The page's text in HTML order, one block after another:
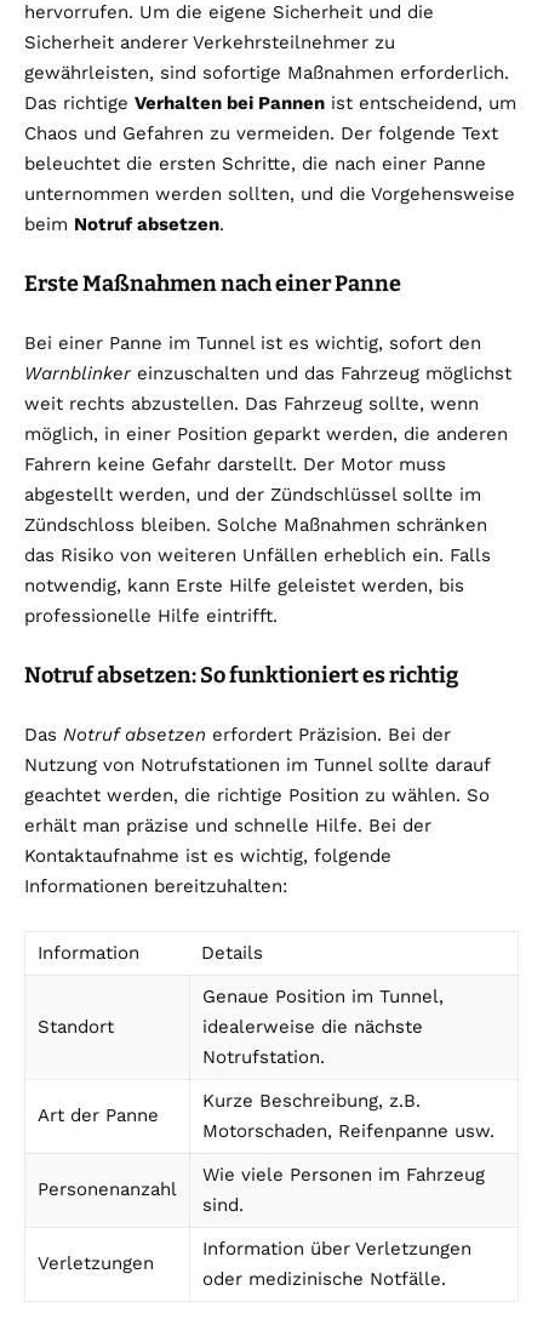
hervorrufen. Um die eigene Sicherheit und die
Sicherheit anderer Verkehrsteilnehmer zu
gewährleisten, sind sofortige Maßnahmen erforderlich.
Das richtige Verhalten bei Pannen ist entscheidend, um
Chaos und Gefahren zu vermeiden. Der folgende Text
beleuchtet die ersten Schritte, die nach einer Panne
unternommen werden sollten, und die Vorgehensweise
beim Notruf absetzen.
Erste Maßnahmen nach einer Panne
Bei einer Panne im Tunnel ist es wichtig, sofort den
Warnblinkereinzuschalten und das Fahrzeug möglichst
weit rechts abzustellen. Das Fahrzeug sollte, wenn
möglich, in einer Position geparkt werden, die anderen
Fahrern keine Gefahr darstellt. Der Motor muss
abgestellt werden, und der Zündschlüssel sollte im
Zündschloss bleiben. Solche Maßnahmen schränken
das Risiko von weiteren Unfällen erheblich ein. Falls
notwendig, kann Erste Hilfe geleistet werden, bis
professionelle Hilfe eintrifft.
Notruf absetzen: So funktioniert es richtig
Das Notruf absetzen erfordert Präzision. Bei der
Nutzung von Notrufstationen im Tunnel sollte darauf
geachtet werden, die richtige Position zu wählen. So
erhält man präzise und schnelle Hilfe. Bei der
Kontaktaufnahme ist es wichtig, folgende
Informationen bereitzuhalten:
Information Details
Standort
Genaue Position im Tunnel,
idealerweise die nächste
Notrufstation.
Art der Panne
Kurze Beschreibung, z.B.
Motorschaden, Reifenpanne usw.
Personenanzahl
Wie viele Personen im Fahrzeug
sind.
Verletzungen
Information über Verletzungen
oder medizinische Notfälle.